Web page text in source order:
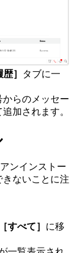
］
タブに一
らのメッセー
加されます。
ンインストー
ないことに注
［すべて］ に移